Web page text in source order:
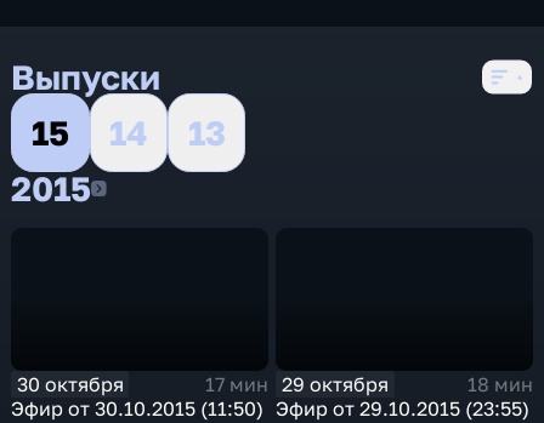
Выпуски
15
14
13
20152015
30 октября
17 мин
Эфир от 30.10.2015 (11:50)
29 октября
18 мин
Эфир от 29.10.2015 (23:55)